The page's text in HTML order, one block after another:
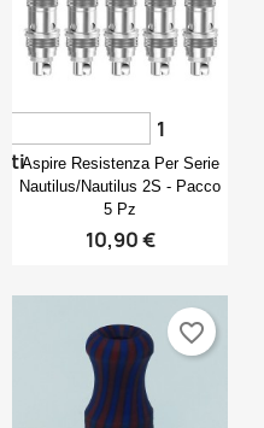
Anteprima
Aspire Resistenza Per Serie
Nautilus/Nautilus 2S - Pacco
5 Pz
10,90 €
1
voti
favorite_border